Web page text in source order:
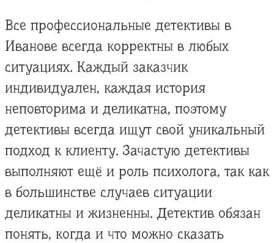
Все профессиональные детективы в
Иванове всегда корректны в любых
ситуациях. Каждый заказчик
индивидуален, каждая история
неповторима и деликатна, поэтому
детективы всегда ищут свой уникальный
подход к клиенту. Зачастую детективы
выполняют ещё и роль психолога, так как
в большинстве случаев ситуации
деликатны и жизненны. Детектив обязан
понять, когда и что можно сказать